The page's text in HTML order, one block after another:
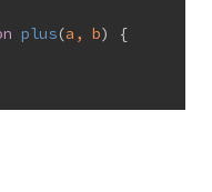
plus(a, b)
{